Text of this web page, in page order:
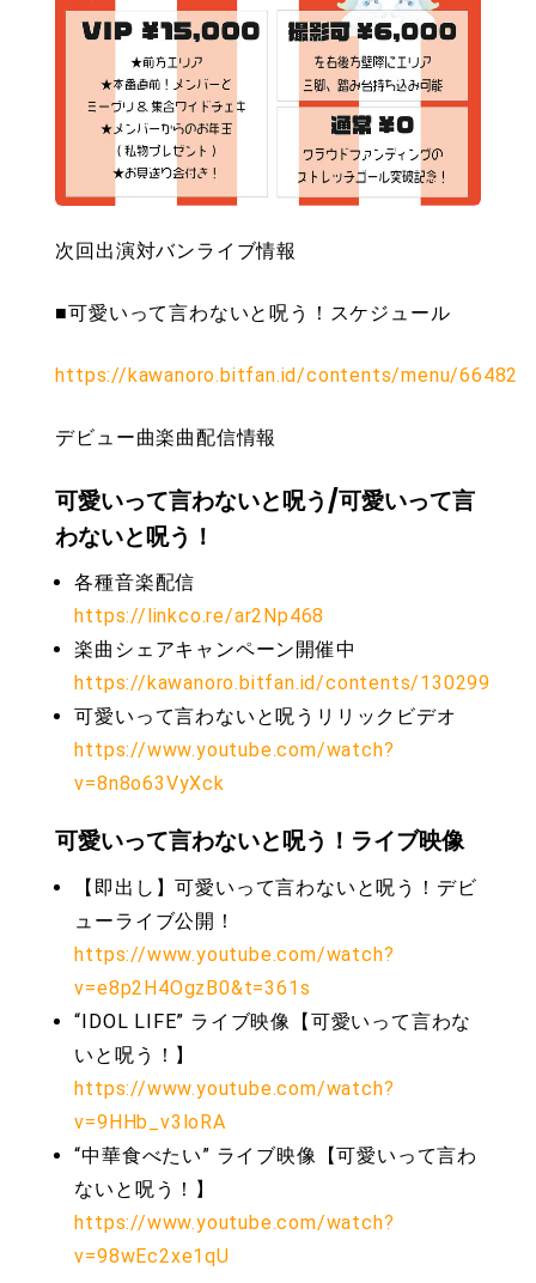
次回出演対バンライブ情報
■可愛いって言わないと呪う！スケジュール
https://kawanoro.bitfan.id/contents/menu/66482
デビュー曲楽曲配信情報
可愛いって言わないと呪う/可愛いって言
わないと呪う！
各種音楽配信
https://linkco.re/ar2Np468
楽曲シェアキャンペーン開催中
https://kawanoro.bitfan.id/contents/130299
可愛いって言わないと呪うリリックビデオ
https://www.youtube.com/watch?
v=8n8o63VyXck
可愛いって言わないと呪う！ライブ映像
【即出し】可愛いって言わないと呪う！デビ
ューライブ公開！
https://www.youtube.com/watch?
v=e8p2H4OgzB0&t=361s
“IDOL LIFE” ライブ映像【可愛いって言わな
いと呪う！】
https://www.youtube.com/watch?
v=9HHb_v3loRA
“中華食べたい” ライブ映像【可愛いって言わ
ないと呪う！】
https://www.youtube.com/watch?
v=98wEc2xe1qU